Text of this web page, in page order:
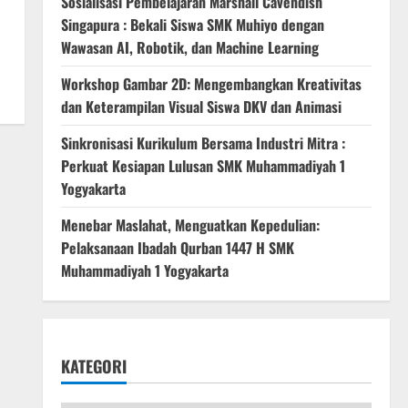
Singapura : Bekali Siswa SMK Muhiyo dengan
Wawasan AI, Robotik, dan Machine Learning
Workshop Gambar 2D: Mengembangkan Kreativitas
dan Keterampilan Visual Siswa DKV dan Animasi
Sinkronisasi Kurikulum Bersama Industri Mitra :
Perkuat Kesiapan Lulusan SMK Muhammadiyah 1
Yogyakarta
Menebar Maslahat, Menguatkan Kepedulian:
Pelaksanaan Ibadah Qurban 1447 H SMK
Muhammadiyah 1 Yogyakarta
KATEGORI